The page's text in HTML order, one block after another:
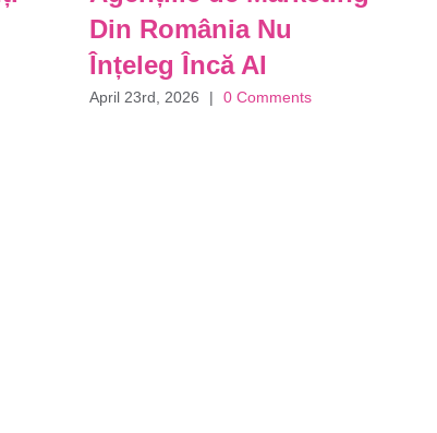
Din România Nu
Înțeleg Încă AI
April 23rd, 2026 | 0 Comments